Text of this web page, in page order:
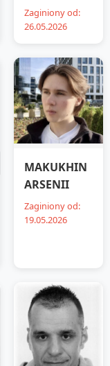
Zaginiony od:
26.05.2026
MAKUKHIN
ARSENII
Zaginiony od:
19.05.2026